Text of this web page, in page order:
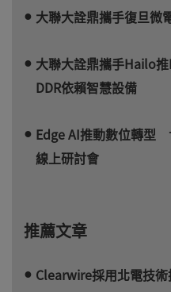
大聯大詮鼎攜手復旦微
大聯大詮鼎攜手Hailo
DDR依賴智慧設備
Edge AI推動數位轉型
線上研討會
推薦文章
Clearwire採用北電技